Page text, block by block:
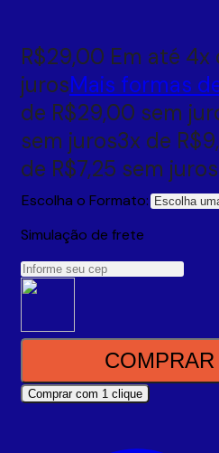
R$29,00 Em até 4x
jurosMais formas
de R$29,00 sem
sem juros3x de R$
de R$7,25 sem juros
Escolha o Formato:
Simulação de frete
Comprar com 1 clique